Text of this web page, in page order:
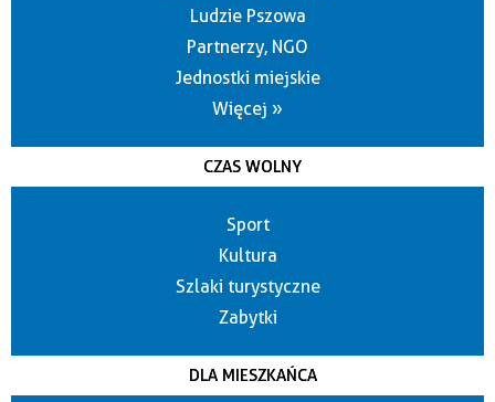
Ludzie Pszowa
Partnerzy, NGO
Jednostki miejskie
Więcej »
CZAS WOLNY
Sport
Kultura
Szlaki turystyczne
Zabytki
DLA MIESZKAŃCA